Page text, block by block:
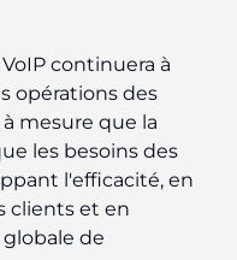
continuera à
opérations des
mesure que la
les besoins des
l'efficacité, en
clients et en
de